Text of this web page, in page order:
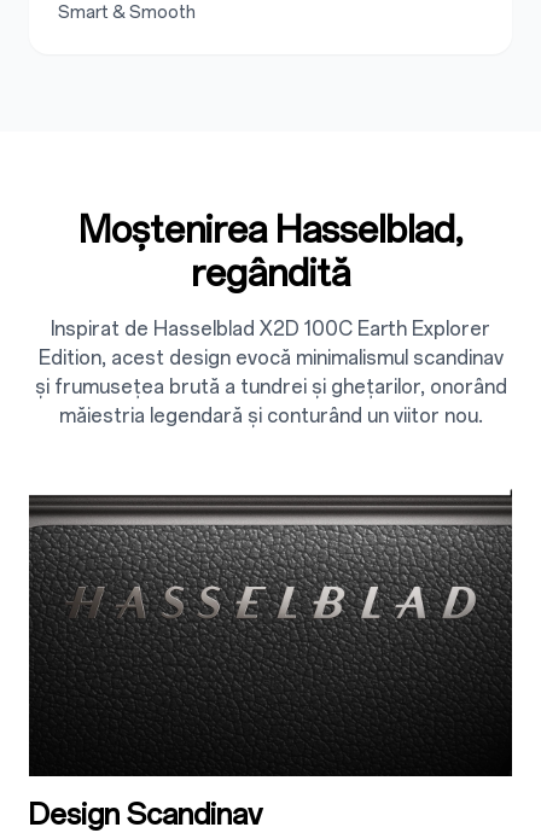
Smart & Smooth
Moștenirea Hasselblad,
regândită
Inspirat de Hasselblad X2D 100C Earth Explorer
Edition, acest design evocă minimalismul scandinav
și frumusețea brută a tundrei și ghețarilor, onorând
măiestria legendară și conturând un viitor nou.
Design Scandinav